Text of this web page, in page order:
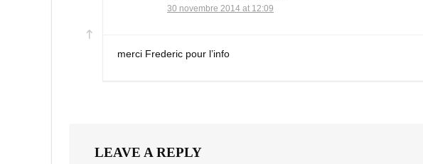
30 novembre 2014 at 12:09
merci Frederic pour l’info
LEAVE A REPLY